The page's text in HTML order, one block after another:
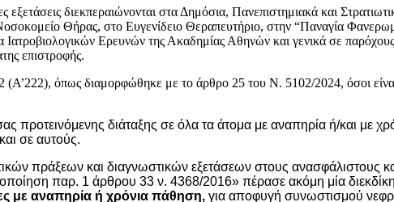
διεκπεραιώνονται στα Δημόσια, Πανεπιστημιακά και
Θήρας, στο Ευγενίδειο Θεραπευτήριο, στην “Παναγία
Ερευνών της Ακαδημίας Αθηνών και γενικά σε παρόχους,
επιστροφής.
όπως διαμορφώθηκε με το άρθρο 25 του Ν. 5102/2024, όσοι
προτεινόμενης διάταξης σε όλα τα άτομα με αναπηρία ή/και
σε αυτούς.
πράξεων και διαγνωστικών εξετάσεων στους ανασφάλιστους
παρ. 1 άρθρου 33 ν. 4368/2016» πέρασε ακόμη μία
με αναπηρία ή χρόνια πάθηση, για αποφυγή συνωστισμού